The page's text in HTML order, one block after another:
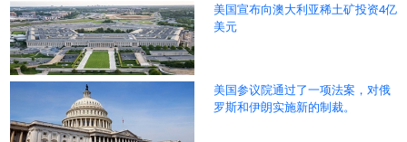
美国宣布向澳大利亚稀土矿投资4亿
美元
美国参议院通过了一项法案，对俄
罗斯和伊朗实施新的制裁。